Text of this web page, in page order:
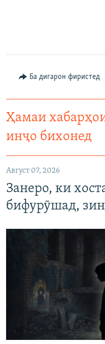
Ба дигарон фиристед
Ҳамаи
инҷо бихонед
Август 07, 2026
Занеро, ки
бифурӯшад,